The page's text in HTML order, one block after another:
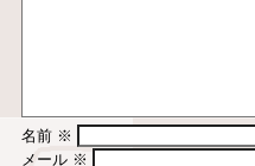
名前 ※
メール ※